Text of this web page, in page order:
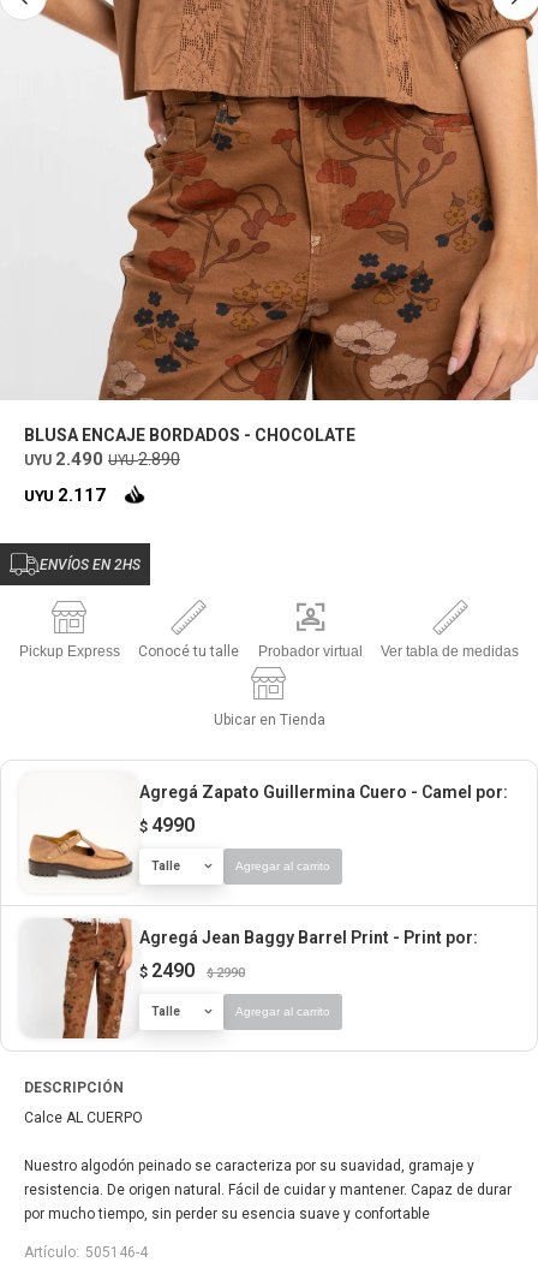
BLUSA ENCAJE BORDADOS - CHOCOLATE
UYU 2.490 UYU 2.890
UYU 2.117
ENVÍOS EN 2HS
Pickup Express Conocé tu talle Probador virtual Ver tabla de medidas
Ubicar en Tienda
Agregá Zapato Guillermina Cuero - Camel por:
$ 4990
Talle Agregar al carrito
Agregá Jean Baggy Barrel Print - Print por:
$ 2490 $ 2990
Talle Agregar al carrito
DESCRIPCIÓN
Calce AL CUERPO
Nuestro algodón peinado se caracteriza por su suavidad, gramaje y
resistencia. De origen natural. Fácil de cuidar y mantener. Capaz de durar
por mucho tiempo, sin perder su esencia suave y confortable
505146-4